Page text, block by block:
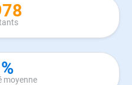
moyenne